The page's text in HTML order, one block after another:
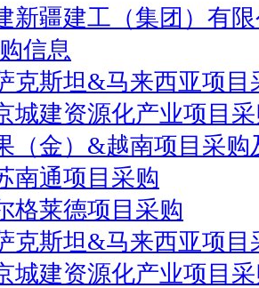
新疆建工（集团）有
信息
克斯坦&马来西亚项目
城建资源化产业项目
（金）&越南项目采购
南通项目采购
格莱德项目采购
克斯坦&马来西亚项目
城建资源化产业项目